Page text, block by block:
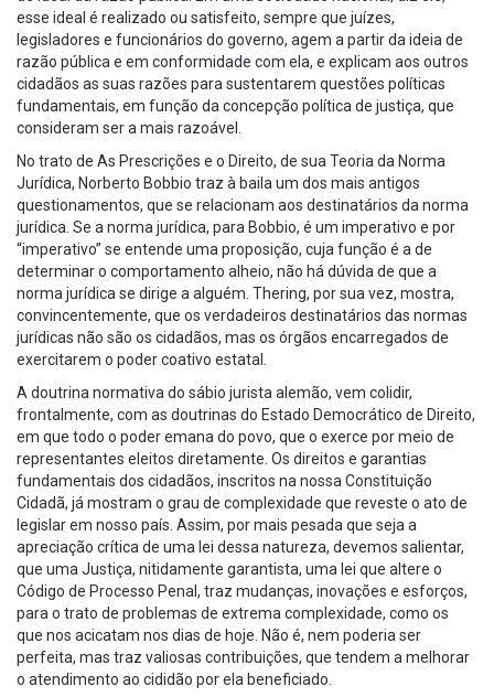
esse ideal é realizado ou satisfeito, sempre que juízes,
legisladores e funcionários do governo, agem a partir da ideia de
razão pública e em conformidade com ela, e explicam aos outros
cidadãos as suas razões para sustentarem questões políticas
fundamentais, em função da concepção política de justiça, que
consideram ser a mais razoável.
No trato de As Prescrições e o Direito, de sua Teoria da Norma
Jurídica, Norberto Bobbio traz à baila um dos mais antigos
questionamentos, que se relacionam aos destinatários da norma
jurídica. Se a norma jurídica, para Bobbio, é um imperativo e por
“imperativo” se entende uma proposição, cuja função é a de
determinar o comportamento alheio, não há dúvida de que a
norma jurídica se dirige a alguém. Thering, por sua vez, mostra,
convincentemente, que os verdadeiros destinatários das normas
jurídicas não são os cidadãos, mas os órgãos encarregados de
exercitarem o poder coativo estatal.
A doutrina normativa do sábio jurista alemão, vem colidir,
frontalmente, com as doutrinas do Estado Democrático de Direito,
em que todo o poder emana do povo, que o exerce por meio de
representantes eleitos diretamente. Os direitos e garantias
fundamentais dos cidadãos, inscritos na nossa Constituição
Cidadã, já mostram o grau de complexidade que reveste o ato de
legislar em nosso país. Assim, por mais pesada que seja a
apreciação crítica de uma lei dessa natureza, devemos salientar,
que uma Justiça, nitidamente garantista, uma lei que altere o
Código de Processo Penal, traz mudanças, inovações e esforços,
para o trato de problemas de extrema complexidade, como os
que nos acicatam nos dias de hoje. Não é, nem poderia ser
perfeita, mas traz valiosas contribuições, que tendem a melhorar
o atendimento ao cididão por ela beneficiado.